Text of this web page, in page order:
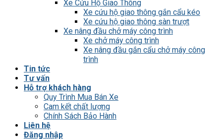
Xe Cứu Hộ Giao Thông
Xe cứu hộ giao thông gắn cẩu kéo
Xe cứu hộ giao thông sàn trượt
Xe nâng đầu chở máy công trình
Xe chở máy công trình
Xe nâng đầu gắn cẩu chở máy công
trình
Tin tức
Tư vấn
Hỗ trợ khách hàng
Quy Trình Mua Bán Xe
Cam kết chất lượng
Chính Sách Bảo Hành
Liên hệ
Đăng nhập